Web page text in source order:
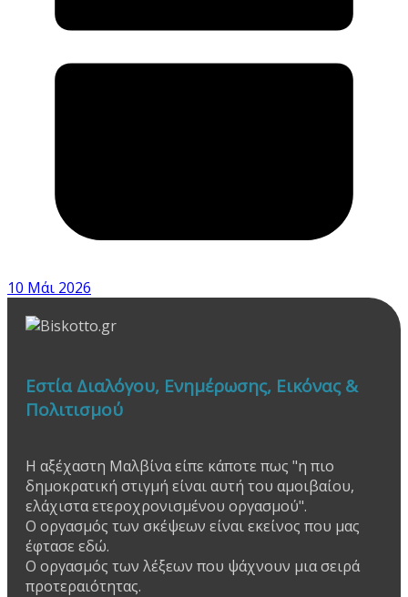
10 Μάι 2026
Εστία Διαλόγου, Ενημέρωσης, Εικόνας &
Πολιτισμού
Η αξέχαστη Μαλβίνα είπε κάποτε πως "η πιο
δημοκρατική στιγμή είναι αυτή του αμοιβαίου,
ελάχιστα ετεροχρονισμένου οργασμού".
Ο οργασμός των σκέψεων είναι εκείνος που μας
έφτασε εδώ.
Ο οργασμός των λέξεων που ψάχνουν μια σειρά
προτεραιότητας.